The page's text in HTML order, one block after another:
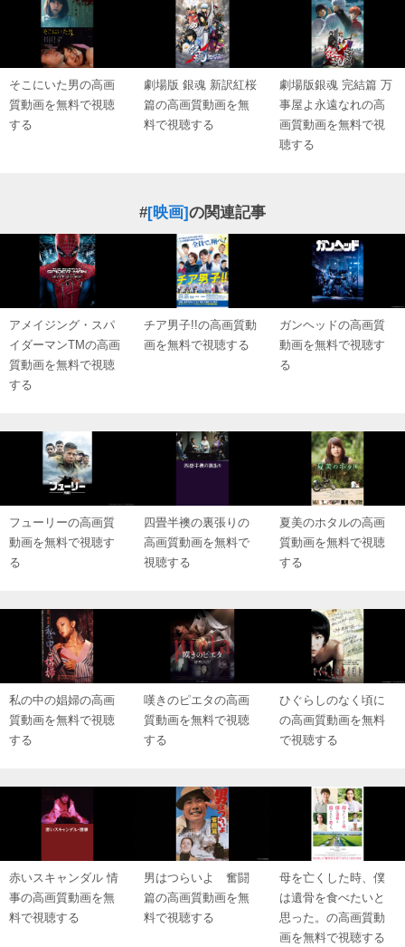
そこにいた男の高画
質動画を無料で視聴
する
劇場版 銀魂 新訳紅桜
篇の高画質動画を無
料で視聴する
劇場版銀魂 完結篇 万
事屋よ永遠なれの高
画質動画を無料で視
聴する
#[映画]の関連記事
アメイジング・スパ
イダーマンTMの高画
質動画を無料で視聴
する
チア男子!!の高画質動
画を無料で視聴する
ガンヘッドの高画質
動画を無料で視聴す
る
フューリーの高画質
動画を無料で視聴す
る
四畳半襖の裏張りの
高画質動画を無料で
視聴する
夏美のホタルの高画
質動画を無料で視聴
する
私の中の娼婦の高画
質動画を無料で視聴
する
嘆きのピエタの高画
質動画を無料で視聴
する
ひぐらしのなく頃に
の高画質動画を無料
で視聴する
赤いスキャンダル 情
事の高画質動画を無
料で視聴する
男はつらいよ 奮闘
篇の高画質動画を無
料で視聴する
母を亡くした時、僕
は遺骨を食べたいと
思った。の高画質動
画を無料で視聴する